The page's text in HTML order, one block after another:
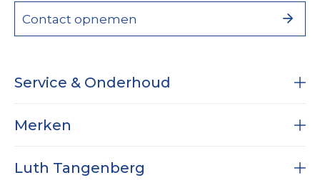
Contact opnemen
Service & Onderhoud
Diagnose
Airco service
Merken
Dodge RAM
Luth Tangenberg